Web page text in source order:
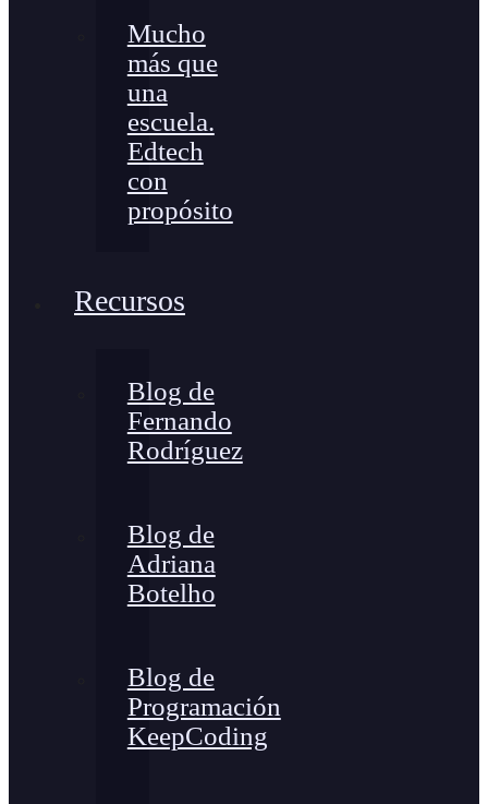
Mucho
más que
una
escuela.
Edtech
con
propósito
Recursos
Blog de
Fernando
Rodríguez
Blog de
Adriana
Botelho
Blog de
Programación
KeepCoding